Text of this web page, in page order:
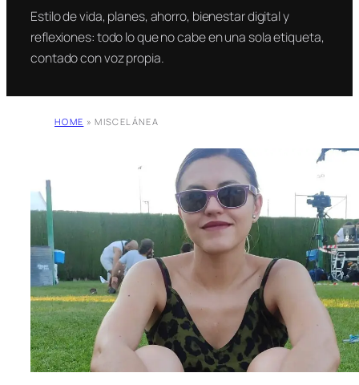
Estilo de vida, planes, ahorro, bienestar digital y
reflexiones: todo lo que no cabe en una sola etiqueta,
contado con voz propia.
HOME » MISCELÁNEA